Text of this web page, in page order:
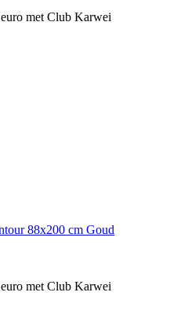
met Club Karwei
88x200 cm Goud
met Club Karwei